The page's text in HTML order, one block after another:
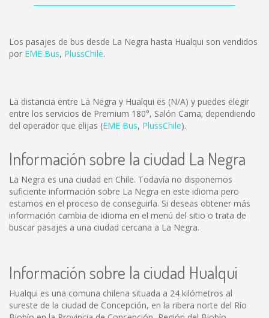
Los pasajes de bus desde La Negra hasta Hualqui son vendidos
por EME Bus, PlussChile.
La distancia entre La Negra y Hualqui es (N/A) y puedes elegir
entre los servicios de Premium 180°, Salón Cama; dependiendo
del operador que elijas (EME Bus, PlussChile).
Información sobre la ciudad La Negra
La Negra es una ciudad en Chile. Todavía no disponemos
suficiente información sobre La Negra en este idioma pero
estamos en el proceso de conseguirla. Si deseas obtener más
información cambia de idioma en el menú del sitio o trata de
buscar pasajes a una ciudad cercana a La Negra.
Información sobre la ciudad Hualqui
Hualqui es una comuna chilena situada a 24 kilómetros al
sureste de la ciudad de Concepción, en la ribera norte del Río